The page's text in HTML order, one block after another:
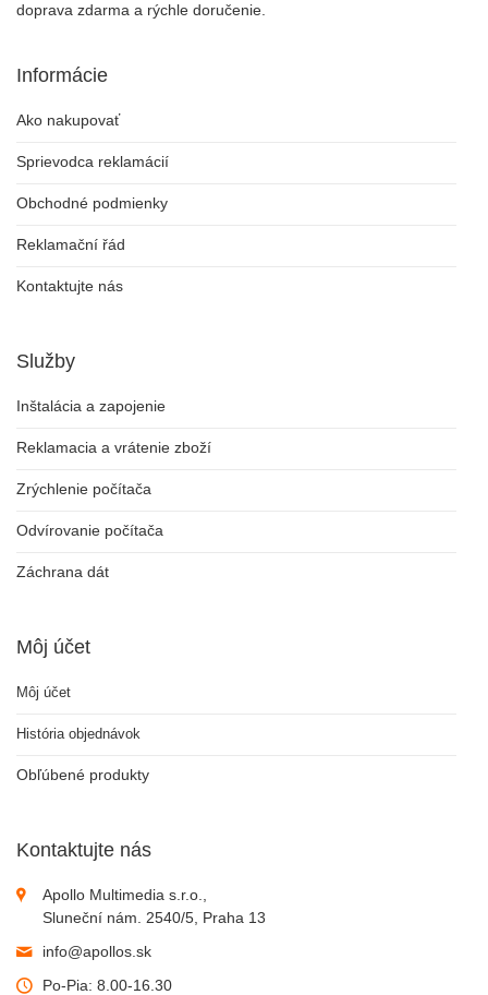
doprava zdarma a rýchle doručenie.
Informácie
Ako nakupovať
Sprievodca reklamácií
Obchodné podmienky
Reklamační řád
Kontaktujte nás
Služby
Inštalácia a zapojenie
Reklamacia a vrátenie zboží
Zrýchlenie počítača
Odvírovanie počítača
Záchrana dát
Môj účet
Môj účet
História objednávok
Obľúbené produkty
Kontaktujte nás
Apollo Multimedia s.r.o.,
Sluneční nám. 2540/5, Praha 13
info@apollos.sk
Po-Pia: 8.00-16.30